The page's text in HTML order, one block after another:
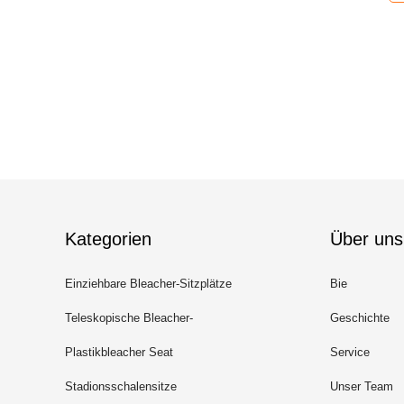
Kategorien
Einziehbare Bleacher-Sitzplätze
Teleskopische Bleacher-
Sitzplätze
Plastikbleacher Seat
Stadionsschalensitze
Über uns
Bie
Geschichte
Service
Unser Team